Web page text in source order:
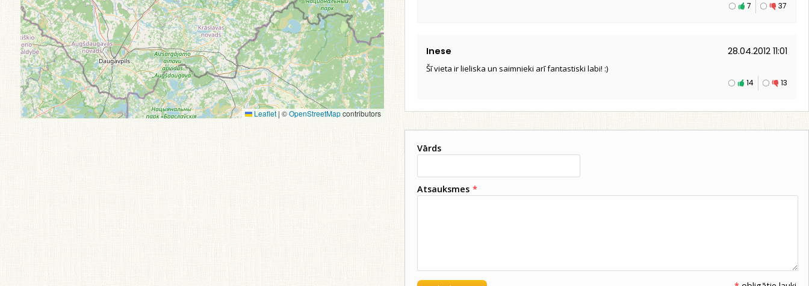
Leaflet | ©OpenStreetMapcontributors
37
7
Inese 28.04.2012 11:01
Šī vieta ir lieliska un saimnieki arī fantastiski labi! :)
13
14
Vārds
Atsauksmes *